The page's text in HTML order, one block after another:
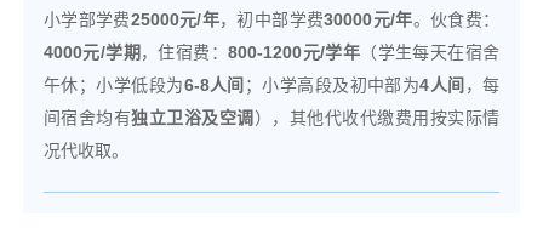
小学部学费25000元/年，初中部学费30000元/年。伙食费：
4000元/学期 ，住宿费：800-1200元/学年 （学生每天在宿舍
午休；小学低段为6-8人间 ；小学高段及初中部为4人间 ，每
间宿舍均有独立卫浴及空调 ），其他代收代缴费用按实际情
况代收取。